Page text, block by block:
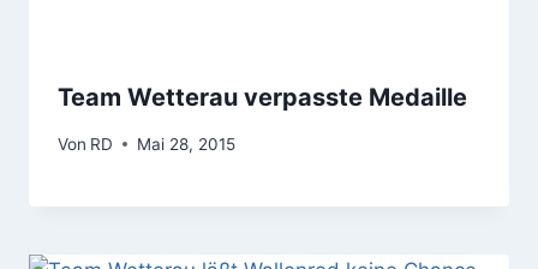
Team Wetterau verpasste Medaille
Von RD Mai 28, 2015